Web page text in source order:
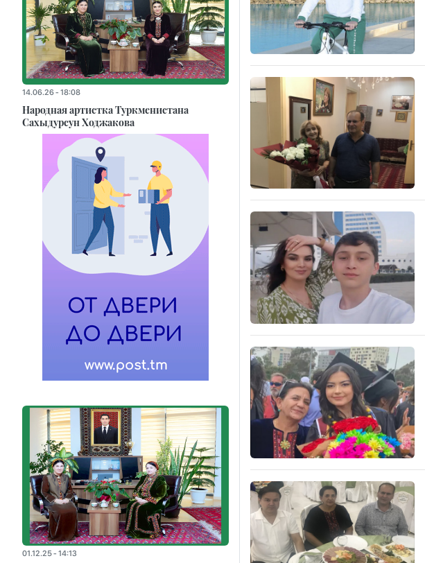
14.06.26 - 18:08
Народная артистка Туркменистана
Сахыдурсун Ходжакова
01.12.25 - 14:13